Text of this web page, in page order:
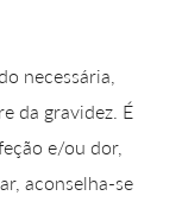
necessária,
da gravidez. É
e/ou dor,
aconselha-se